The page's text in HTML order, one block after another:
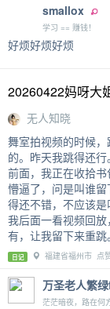
smallox
学习 == 赚钱！
好烦好烦好烦
20260422妈呀大
无人知晓
舞室拍视频的时候
的。昨天我跳得还
前面，我正在收拾
懵逼了，问是叫谁
得还不错，不应该
我后面一看视频回
有，让我留下来重
日记 福建省福州市 点
万圣老人繁
茫茫暗夜，路在何